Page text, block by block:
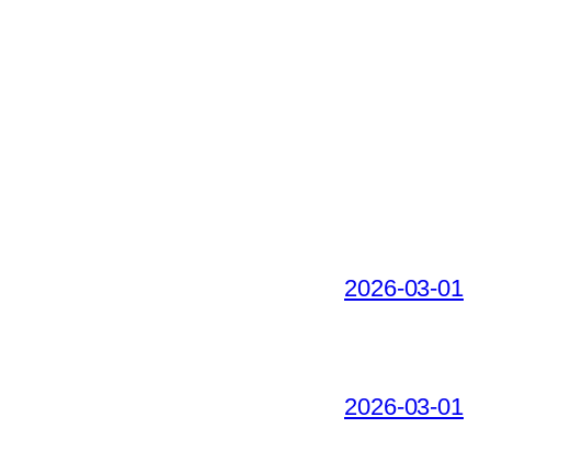
2026-03-01
2026-03-01